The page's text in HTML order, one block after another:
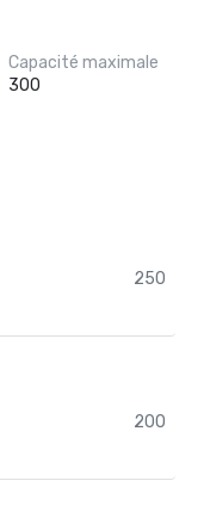
Capacité maximale
300
250
200